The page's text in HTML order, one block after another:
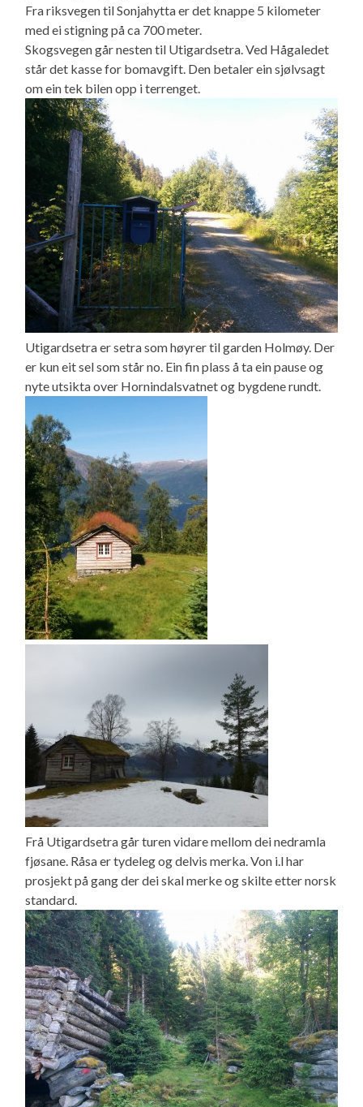
Fra riksvegen til Sonjahytta er det knappe 5 kilometer
med ei stigning på ca 700 meter.
Skogsvegen går nesten til Utigardsetra. Ved Hågaledet
står det kasse for bomavgift. Den betaler ein sjølvsagt
om ein tek bilen opp i terrenget.
Utigardsetra er setra som høyrer til garden Holmøy. Der
er kun eit sel som står no. Ein fin plass å ta ein pause og
nyte utsikta over Hornindalsvatnet og bygdene rundt.
Frå Utigardsetra går turen vidare mellom dei nedramla
fjøsane. Råsa er tydeleg og delvis merka. Von i.l har
prosjekt på gang der dei skal merke og skilte etter norsk
standard.